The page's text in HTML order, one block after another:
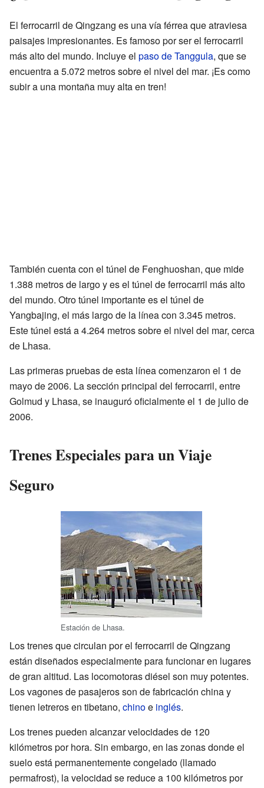
El ferrocarril de Qingzang es una vía férrea que atraviesa
paisajes impresionantes. Es famoso por ser el ferrocarril
más alto del mundo. Incluye el paso de Tanggula, que se
encuentra a 5.072 metros sobre el nivel del mar. ¡Es como
subir a una montaña muy alta en tren!
También cuenta con el túnel de Fenghuoshan, que mide
1.388 metros de largo y es el túnel de ferrocarril más alto
del mundo. Otro túnel importante es el túnel de
Yangbajing, el más largo de la línea con 3.345 metros.
Este túnel está a 4.264 metros sobre el nivel del mar, cerca
de Lhasa.
Las primeras pruebas de esta línea comenzaron el 1 de
mayo de 2006. La sección principal del ferrocarril, entre
Golmud y Lhasa, se inauguró oficialmente el 1 de julio de
2006.
Trenes Especiales para un Viaje
Seguro
Estación de Lhasa.
Los trenes que circulan por el ferrocarril de Qingzang
están diseñados especialmente para funcionar en lugares
de gran altitud. Las locomotoras diésel son muy potentes.
Los vagones de pasajeros son de fabricación china y
tienen letreros en tibetano, chinoe inglés.
Los trenes pueden alcanzar velocidades de 120
kilómetros por hora. Sin embargo, en las zonas donde el
suelo está permanentemente congelado (llamado
permafrost), la velocidad se reduce a 100 kilómetros por